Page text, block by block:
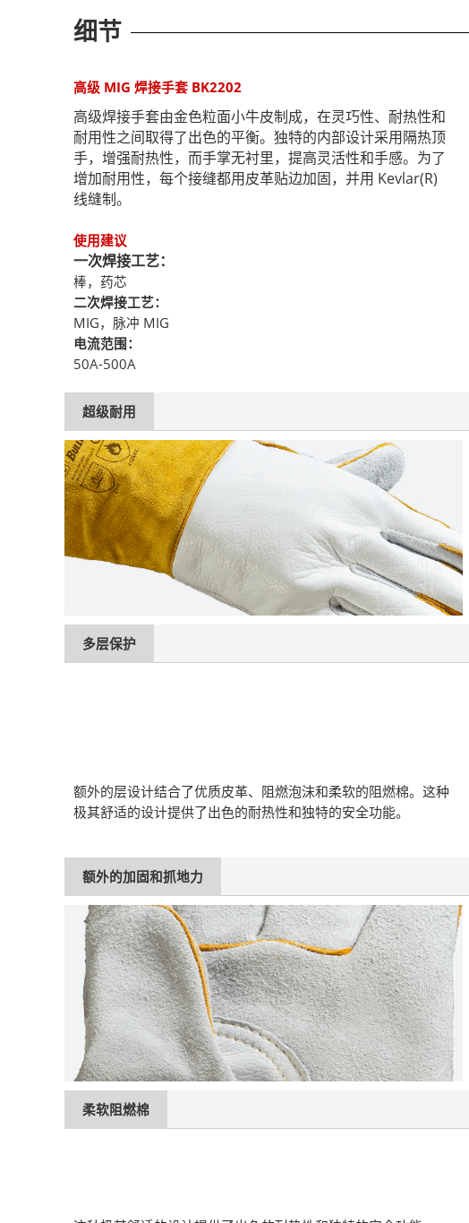
细节
高级 MIG 焊接手套 BK2202
高级焊接手套由金色粒面小牛皮制成，在灵巧性、耐热性和
耐用性之间取得了出色的平衡。独特的内部设计采用隔热顶
手，增强耐热性，而手掌无衬里，提高灵活性和手感。为了
增加耐用性，每个接缝都用皮革贴边加固，并用 Kevlar(R)
线缝制。
使用建议
一次焊接工艺：
棒，药芯
二次焊接工艺：
MIG，脉冲 MIG
电流范围：
50A-500A
超级耐用
多层保护
额外的层设计结合了优质皮革、阻燃泡沫和柔软的阻燃棉。这种
极其舒适的设计提供了出色的耐热性和独特的安全功能。
额外的加固和抓地力
柔软阻燃棉